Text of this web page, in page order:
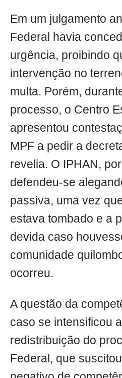
Em um julgamento
Federal havia
urgência, proibindo
intervenção no
multa. Porém,
processo, o Centro
apresentou
MPF a pedir a
revelia. O IPHAN,
defendeu-se
passiva, uma vez
estava tombado e a
devida caso
comunidade
ocorreu.
A questão da
caso se intensificou
redistribuição do
Federal, que